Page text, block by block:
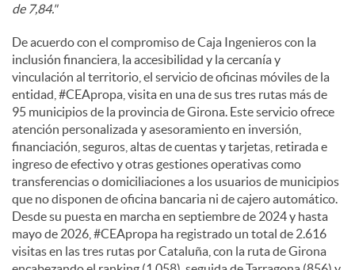
de 7,84."
De acuerdo con el compromiso de Caja Ingenieros con la
inclusión financiera, la accesibilidad y la cercanía y
vinculación al territorio, el servicio de oficinas móviles de la
entidad, #CEApropa, visita en una de sus tres rutas más de
95 municipios de la provincia de Girona. Este servicio ofrece
atención personalizada y asesoramiento en inversión,
financiación, seguros, altas de cuentas y tarjetas, retirada e
ingreso de efectivo y otras gestiones operativas como
transferencias o domiciliaciones a los usuarios de municipios
que no disponen de oficina bancaria ni de cajero automático.
Desde su puesta en marcha en septiembre de 2024 y hasta
mayo de 2026, #CEApropa ha registrado un total de 2.616
visitas en las tres rutas por Cataluña, con la ruta de Girona